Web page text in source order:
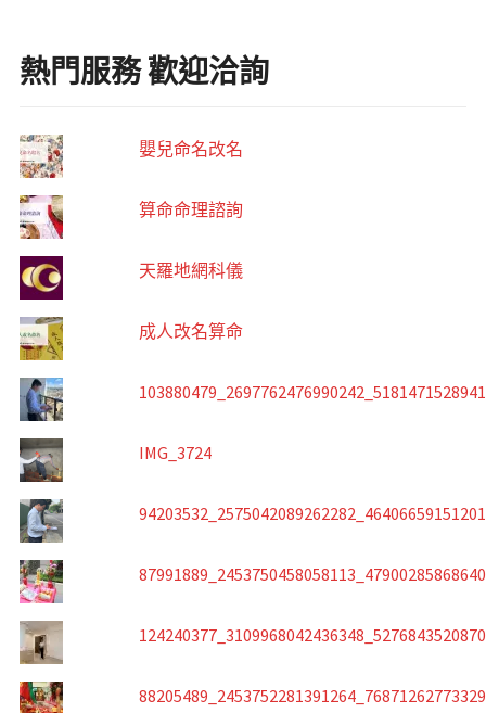
熱門服務 歡迎洽詢
嬰兒命名改名
算命命理諮詢
天羅地網科儀
成人改名算命
IMG_3724